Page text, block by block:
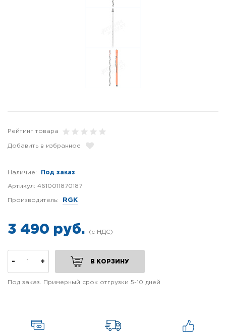
Рейтинг товара
Добавить в избранное
Наличие: Под заказ
Артикул: 4610011870187
Производитель: RGK
3 490 руб.
- + В КОРЗИНУ
Под заказ. Примерный срок отгрузки 5-10 дней